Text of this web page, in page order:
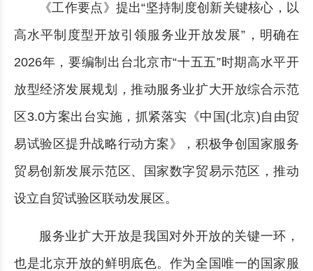
《工作要点》提出“坚持制度创新关键核心，以
高水平制度型开放引领服务业开放发展”，明确在
2026年，要编制出台北京市“十五五”时期高水平开
放型经济发展规划，推动服务业扩大开放综合示范
区3.0方案出台实施，抓紧落实《中国(北京)自由贸
易试验区提升战略行动方案》，积极争创国家服务
贸易创新发展示范区、国家数字贸易示范区，推动
设立自贸试验区联动发展区。
服务业扩大开放是我国对外开放的关键一环，
也是北京开放的鲜明底色。作为全国唯一的国家服